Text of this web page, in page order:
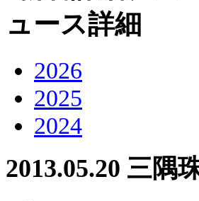
2026
2025
2024
2013.05.20 三隅